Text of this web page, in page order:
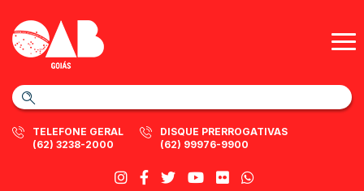
TELEFONE GERAL
(62) 3238-2000
DISQUE PRERROGATIVAS
(62) 99976-9900